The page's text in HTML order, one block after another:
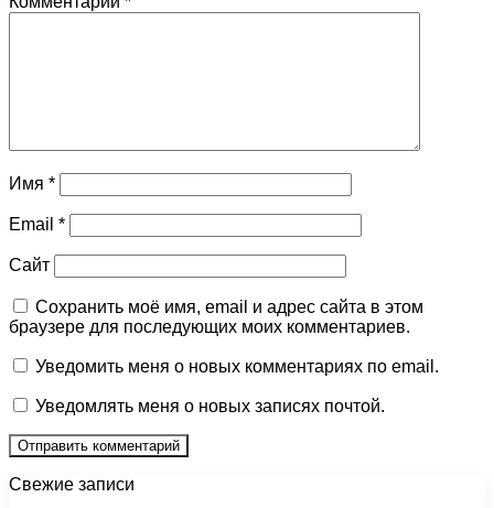
Имя *
Email *
Сайт
Сохранить моё имя, email и адрес сайта в этом
браузере для последующих моих комментариев.
Уведомить меня о новых комментариях по email.
Уведомлять меня о новых записях почтой.
Свежие записи